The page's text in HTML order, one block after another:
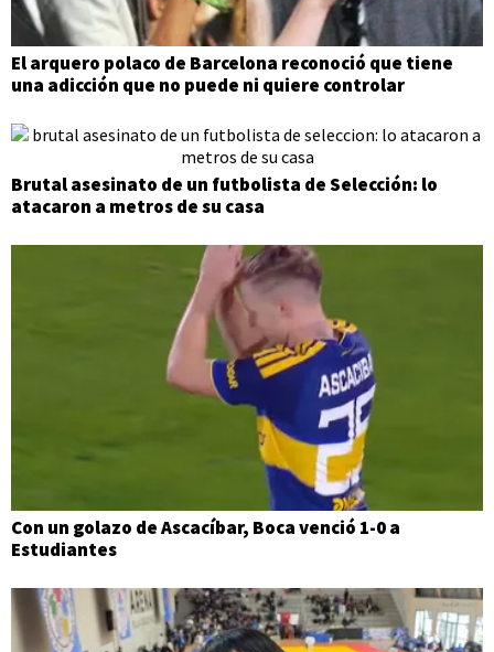
El arquero polaco de Barcelona reconoció que tiene
una adicción que no puede ni quiere controlar
Brutal asesinato de un futbolista de Selección: lo
atacaron a metros de su casa
Con un golazo de Ascacíbar, Boca venció 1-0 a
Estudiantes